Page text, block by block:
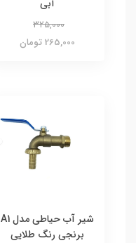
آبی
325,000
265,000 تومان
شیر آب حیاطی مدل A1
برنجی رنگ طلایی